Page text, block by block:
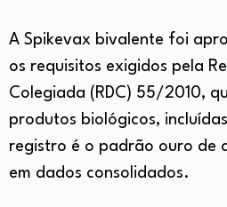
A Spikevax bivalente foi
os requisitos exigidos pela
Colegiada (RDC) 55/2010,
produtos biológicos,
registro é o padrão ouro de
em dados consolidados.